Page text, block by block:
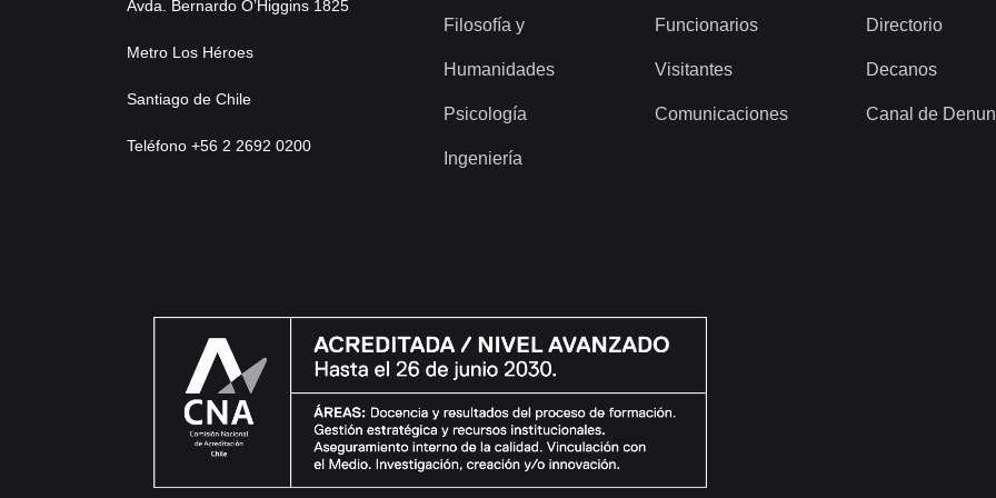
Avda. Bernardo O’Higgins 1825
Metro Los Héroes
Santiago de Chile
Teléfono +56 2 2692 0200
Filosofía y
Humanidades
Psicología
Ingeniería
Funcionarios
Visitantes
Comunicaciones
Directorio
Decanos
Canal de